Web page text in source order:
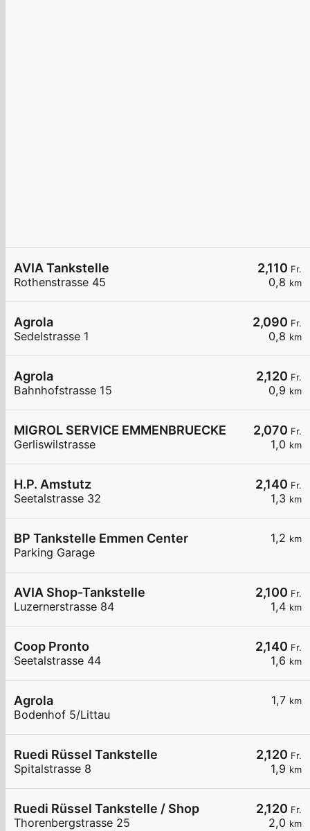
2,110 Fr.
0,8 km
AVIA Tankstelle
Rothenstrasse 45
2,090 Fr.
0,8 km
Agrola
Sedelstrasse 1
2,120 Fr.
0,9 km
Agrola
Bahnhofstrasse 15
2,070 Fr.
1,0 km
MIGROL SERVICE EMMENBRUECKE
Gerliswilstrasse
2,140 Fr.
1,3 km
H.P. Amstutz
Seetalstrasse 32
1,2 km
BP Tankstelle Emmen Center
Parking Garage
2,100 Fr.
1,4 km
AVIA Shop-Tankstelle
Luzernerstrasse 84
2,140 Fr.
1,6 km
Coop Pronto
Seetalstrasse 44
1,7 km
Agrola
Bodenhof 5/Littau
2,120 Fr.
1,9 km
Ruedi Rüssel Tankstelle
Spitalstrasse 8
2,120 Fr.
2,0 km
Ruedi Rüssel Tankstelle / Shop
Thorenbergstrasse 25